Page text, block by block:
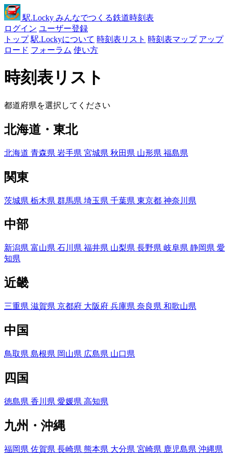
駅.Locky みんなでつくる鉄道時刻表
ログイン ユーザー登録
トップ 駅.Lockyについて 時刻表リスト 時刻表マップ アップ
ロード フォーラム 使い方
時刻表リスト
都道府県を選択してください
北海道・東北
北海道 青森県 岩手県 宮城県 秋田県 山形県 福島県
関東
茨城県 栃木県 群馬県 埼玉県 千葉県 東京都 神奈川県
中部
新潟県 富山県 石川県 福井県 山梨県 長野県 岐阜県 静岡県 愛
知県
近畿
三重県 滋賀県 京都府 大阪府 兵庫県 奈良県 和歌山県
中国
鳥取県 島根県 岡山県 広島県 山口県
四国
徳島県 香川県 愛媛県 高知県
九州・沖縄
福岡県 佐賀県 長崎県 熊本県 大分県 宮崎県 鹿児島県 沖縄県